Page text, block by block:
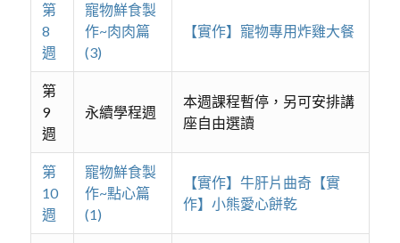
第
8
週
寵物鮮食製
作~肉肉篇
(3)
【實作】寵物專用炸雞大餐
第
9
週
永續學程週
本週課程暫停，另可安排講
座自由選讀
第
10
週
寵物鮮食製
作~點心篇
(1)
【實作】牛肝片曲奇【實
作】小熊愛心餅乾